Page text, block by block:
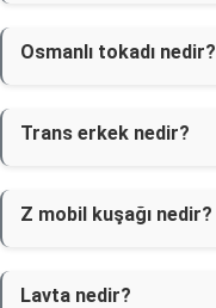
Osmanlı tokadı nedir?
Trans erkek nedir?
Z mobil kuşağı nedir?
Lavta nedir?